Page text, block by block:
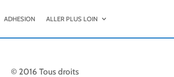
ADHESION ALLER PLUS LOIN
© 2016 Tous droits